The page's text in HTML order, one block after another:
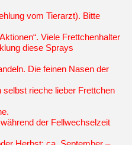
vom Tierarzt). Bitte
Viele Frettchenhalter
diese Sprays
Die feinen Nasen der
rieche lieber Frettchen
der Fellwechselzeit